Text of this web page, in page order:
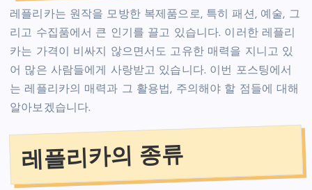
레플리카는 원작을 모방한 복제품으로, 특히 패션, 예술, 그
리고 수집품에서 큰 인기를 끌고 있습니다. 이러한 레플리
카는 가격이 비싸지 않으면서도 고유한 매력을 지니고 있
어 많은 사람들에게 사랑받고 있습니다. 이번 포스팅에서
는 레플리카의 매력과 그 활용법, 주의해야 할 점들에 대해
알아보겠습니다.
레플리카의 종류